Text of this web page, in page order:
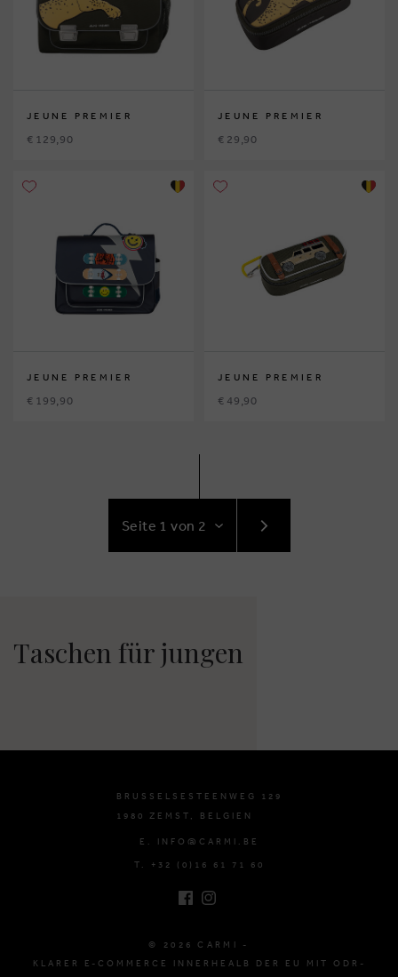
JEUNE PREMIER
€ 129,90
JEUNE PREMIER
€ 29,90
JEUNE PREMIER
€ 199,90
JEUNE PREMIER
€ 49,90
ZUR
NÄCHSTE
Taschen für jungen
BRUSSELSESTEENWEG 129
1980 ZEMST, BELGIEN
E. INFO@CARMI.BE
T. +32 (0)16 61 71 60
© 2026 CARMI -
KLARER E-COMMERCE INNERHEALB DER EU MIT ODR-